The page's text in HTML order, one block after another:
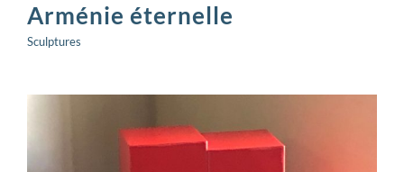
Arménie éternelle
Sculptures